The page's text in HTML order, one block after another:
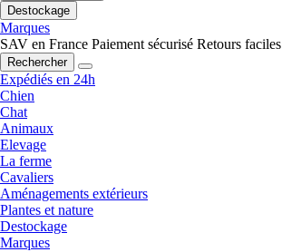
Destockage
Marques
SAV en France Paiement sécurisé Retours faciles
Rechercher
Expédiés en 24h
Chien
Chat
Animaux
Elevage
La ferme
Cavaliers
Aménagements extérieurs
Plantes et nature
Destockage
Marques